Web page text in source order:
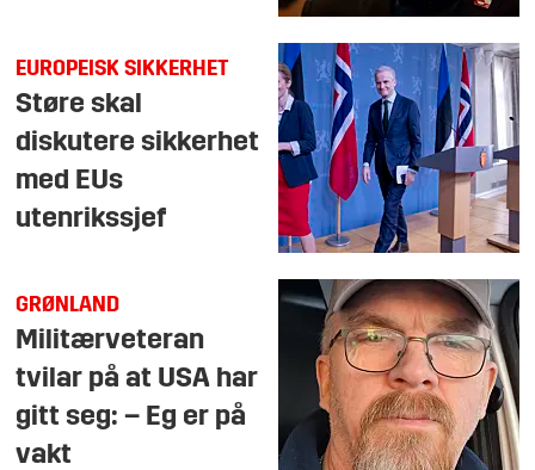
EUROPEISK SIKKERHET
Støre skal
diskutere sikkerhet
med EUs
utenrikssjef
GRØNLAND
Militærveteran
tvilar på at USA har
gitt seg: – Eg er på
vakt